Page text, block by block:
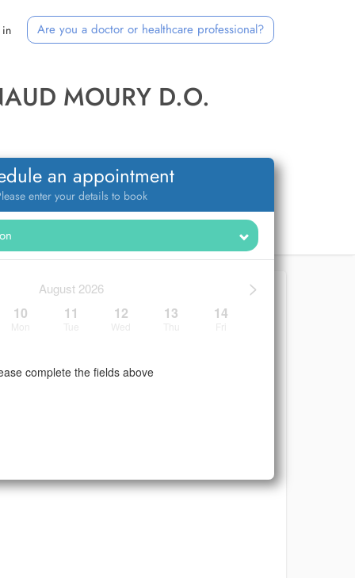
in Are you a doctor or healthcare professional?
MOURY D.O.
an appointment
enter your details to book
>
August 2026
10 11 12 13 14
complete the fields above